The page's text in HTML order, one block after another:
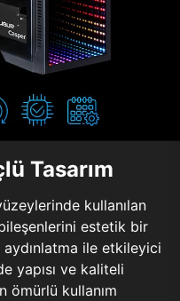
Tasarım
kullanılan
estetik bir
aydınlatma ile etkileyici
yapısı ve kaliteli
ömürlü kullanım